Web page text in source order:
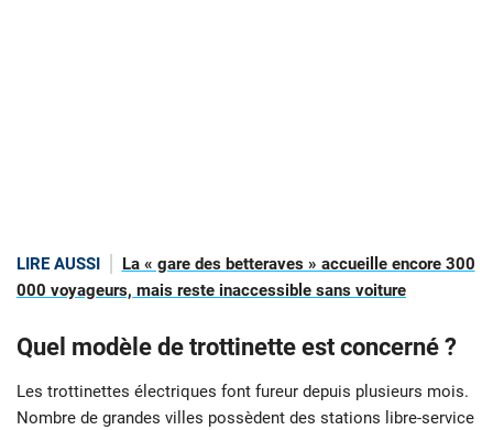
LIRE AUSSI
La « gare des betteraves » accueille encore 300
000 voyageurs, mais reste inaccessible sans voiture
Quel modèle de trottinette est concerné ?
Les trottinettes électriques font fureur depuis plusieurs mois.
Nombre de grandes villes possèdent des stations libre-service